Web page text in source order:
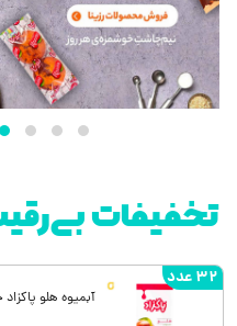
تخفیفات
آبمیوه هلو پاکزاد حجم 200
32 عدد